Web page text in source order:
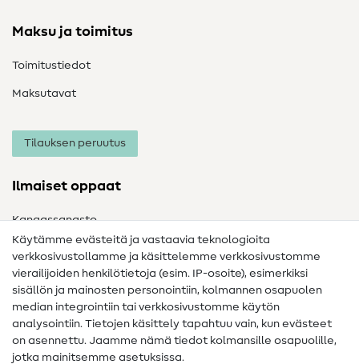
Maksu ja toimitus
Toimitustiedot
Maksutavat
Tilauksen peruutus
Ilmaiset oppaat
Kangassanasto
Ompelusanasto
Ompeluohjeet
Apua ja yhteystiedot
Yhteystiedot
Käytämme evästeitä ja vastaavia teknologioita
verkkosivustollamme ja käsittelemme verkkosivustomme
vierailijoiden henkilötietoja (esim. IP-osoite), esimerkiksi
sisällön ja mainosten personointiin, kolmannen osapuolen
median integrointiin tai verkkosivustomme käytön
analysointiin. Tietojen käsittely tapahtuu vain, kun evästeet
on asennettu. Jaamme nämä tiedot kolmansille osapuolille,
jotka mainitsemme asetuksissa.